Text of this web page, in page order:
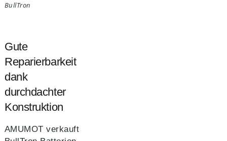
BullTron
Gute
Reparierbarkeit
dank
durchdachter
Konstruktion
AMUMOT verkauft